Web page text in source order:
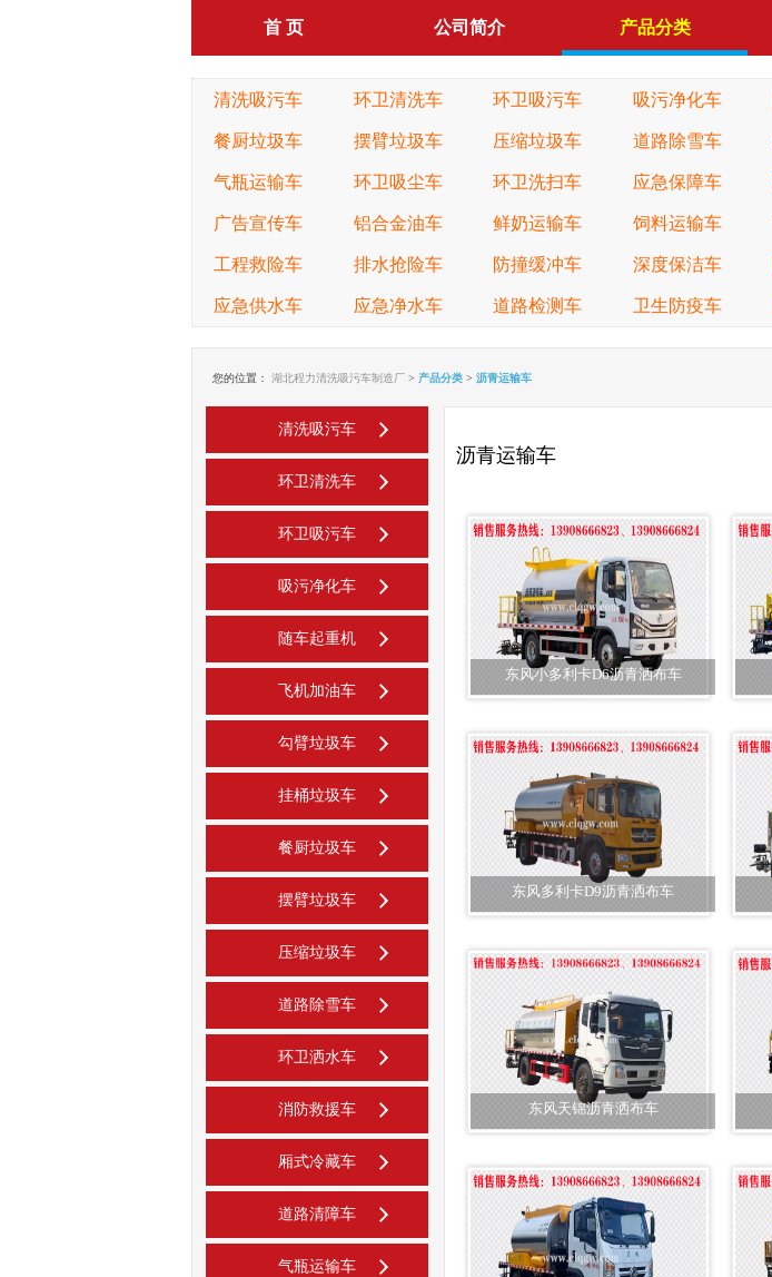
首 页 公司简介 产品分类
清洗吸污车 环卫清洗车 环卫吸污车 吸污净化车
餐厨垃圾车 摆臂垃圾车 压缩垃圾车 道路除雪车
气瓶运输车 环卫吸尘车 环卫洗扫车 应急保障车
广告宣传车 铝合金油车 鲜奶运输车 饲料运输车
工程救险车 排水抢险车 防撞缓冲车 深度保洁车
应急供水车 应急净水车 道路检测车 卫生防疫车
您的位置： 湖北程力清洗吸污车制造厂 > 产品分类 > 沥青运输车
清洗吸污车
环卫清洗车
环卫吸污车
吸污净化车
随车起重机
飞机加油车
勾臂垃圾车
挂桶垃圾车
餐厨垃圾车
摆臂垃圾车
压缩垃圾车
道路除雪车
环卫洒水车
消防救援车
厢式冷藏车
道路清障车
气瓶运输车
沥青运输车
东风小多利卡D6沥青洒布车
东风多利卡D9沥青洒布车
东风天锦沥青洒布车